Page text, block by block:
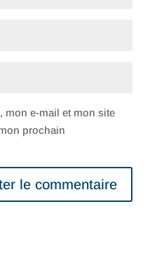
mon e-mail et mon site
prochain